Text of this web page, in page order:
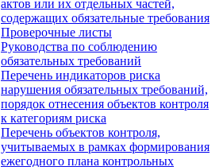
актов или их отдельных частей,
содержащих обязательные требования
Проверочные листы
Руководства по соблюдению
обязательных требований
Перечень индикаторов риска
нарушения обязательных требований,
порядок отнесения объектов контроля
к категориям риска
Перечень объектов контроля,
учитываемых в рамках формирования
ежегодного плана контрольных